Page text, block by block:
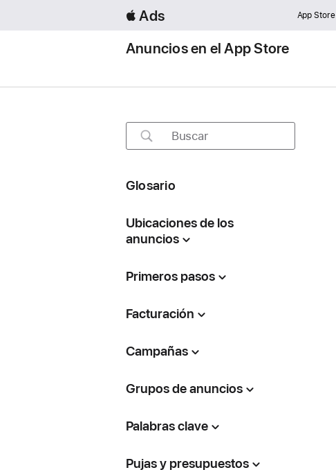
 Ads App Store
Anuncios en el App Store
Buscar
Glosario
Ubicaciones de los
anuncios
Primeros pasos
Facturación
Campañas
Grupos de anuncios
Palabras clave
Pujas y presupuestos